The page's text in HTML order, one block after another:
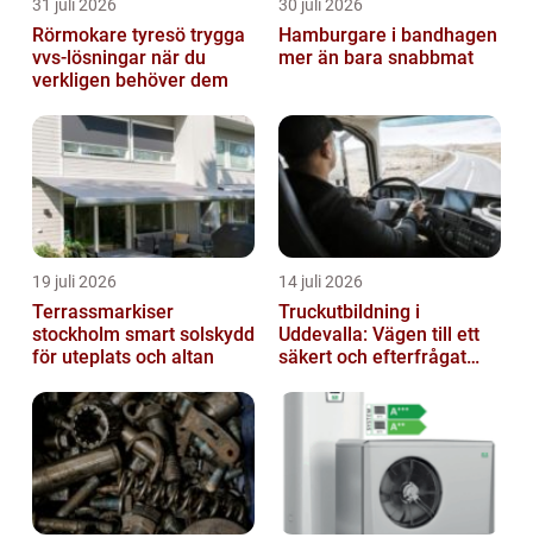
31 juli 2026
Rörmokare tyresö trygga
vvs-lösningar när du
verkligen behöver dem
30 juli 2026
Hamburgare i bandhagen
mer än bara snabbmat
19 juli 2026
Terrassmarkiser
stockholm smart solskydd
för uteplats och altan
14 juli 2026
Truckutbildning i
Uddevalla: Vägen till ett
säkert och efterfrågat